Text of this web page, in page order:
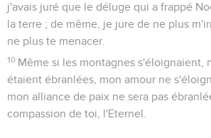
j'avais juré que le déluge qui a frappé
la terre ; de même, je jure de ne plus
ne plus te menacer.
10 Même si les montagnes s'éloignaient,
étaient ébranlées, mon amour ne
mon alliance de paix ne sera pas
compassion de toi, l'Eternel.